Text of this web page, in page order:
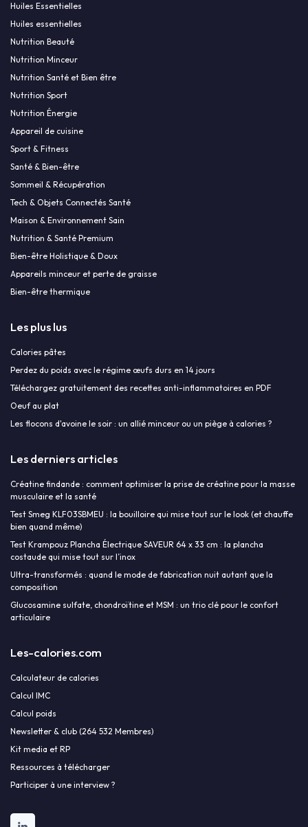
Huiles Essentielles
Huiles essentielles
Nutrition Beauté
Nutrition Minceur
Nutrition Santé et Bien être
Nutrition Sport
Nutrition Énergie
Appareil de cuisine
Sport & Fitness
Santé & Bien-être
Sommeil & Récupération
Tech & Objets Connectés Santé
Maison & Environnement Sain
Nutrition & Santé Premium
Bien-être Holistique & Doux
Appareils minceur et perte de graisse
Bien-être thermique
Les plus lus
Calories pâtes
Perdez du poids avec le régime œufs durs en 14 jours
Téléchargez gratuitement des recettes anti-inflammatoires en PDF
Oeuf au plat
Les flocons d'avoine le soir : un allié minceur ou un piège à calories ?
Les derniers articles
Créatine findande : comment optimiser la prise de créatine pour la masse
musculaire et la santé
Test Smeg KLF03SBMEU : la bouilloire qui mise tout sur le look (et chauffe
bien quand même)
Test Krampouz Plancha Électrique SAVEUR 64 x 33 cm : la plancha
costaude qui mise tout sur l’inox
Ultra-transformés : quand le mode de fabrication nuit autant que la
composition
Glucosamine sulfate, chondroïtine et MSM : un trio clé pour le confort
articulaire
Les-calories.com
Calculateur de calories
Calcul IMC
Calcul poids
Newsletter & club (264 532 Membres)
Kit media et RP
Ressources à télécharger
Participer à une interview ?